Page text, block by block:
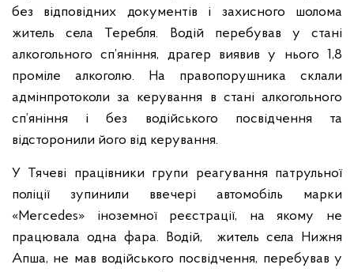
без відповідних документів і захисного шолома
житель села Теребля. Водій перебував у стані
алкогольного сп’яніння, драгер виявив у нього 1,8
проміле алкоголю. На правопорушника склали
адмінпротоколи за керування в стані алкогольного
сп’яніння і без водійського посвідчення та
відсторонили його від керування.
У Тячеві працівники групи реагування патрульної
поліції зупинили ввечері автомобіль марки
«Меrсedes» іноземної реєстрації, на якому не
працювала одна фара. Водій, житель села Нижня
Апша, не мав водійського посвідчення, перебував у